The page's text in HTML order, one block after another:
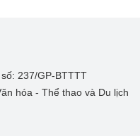
237/GP-BTTTT
hóa - Thể thao và Du lịch